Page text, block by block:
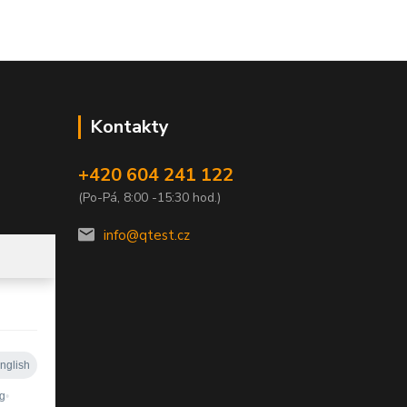
Kontakty
+420 604 241 122
(Po-Pá, 8:00 -15:30 hod.)
info@qtest.cz